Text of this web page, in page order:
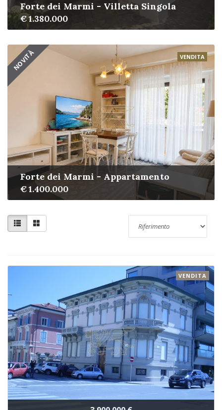
Forte dei Marmi - Villetta Singola
€ 1.380.000
NOVITÀ VENDITA
Forte dei Marmi - Appartamento
€ 1.400.000
VENDITA